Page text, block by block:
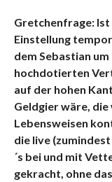
Gretchenfrage: Ist
Einstellung
dem Sebastian
hochdotierten
auf der hohen
Geldgier wäre,
Lebensweisen
die live
´s bei und mit
gekracht, ohne